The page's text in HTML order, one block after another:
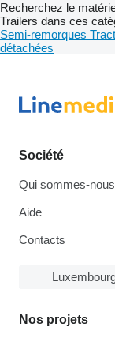
Recherchez le
Trailers dans ces
Semi-remorques
détachées
Société
Qui sommes-nous
Aide
Contacts
Nos projets